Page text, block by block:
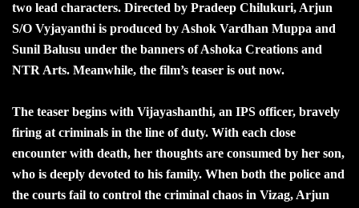
two lead characters. Directed by Pradeep Chilukuri, Arjun
S/O Vyjayanthi is produced by Ashok Vardhan Muppa and
Sunil Balusu under the banners of Ashoka Creations and
NTR Arts. Meanwhile, the film’s teaser is out now.
The teaser begins with Vijayashanthi, an IPS officer, bravely
firing at criminals in the line of duty. With each close
encounter with death, her thoughts are consumed by her son,
who is deeply devoted to his family. When both the police and
the courts fail to control the criminal chaos in Vizag, Arjun